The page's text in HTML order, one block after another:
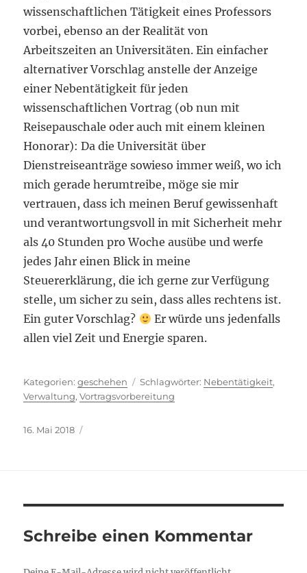
wissenschaftlichen Tätigkeit eines Professors
vorbei, ebenso an der Realität von
Arbeitszeiten an Universitäten. Ein einfacher
alternativer Vorschlag anstelle der Anzeige
einer Nebentätigkeit für jeden
wissenschaftlichen Vortrag (ob nun mit
Reisepauschale oder auch mit einem kleinen
Honorar): Da die Universität über
Dienstreiseanträge sowieso immer weiß, wo ich
mich gerade herumtreibe, möge sie mir
vertrauen, dass ich meinen Beruf gewissenhaft
und verantwortungsvoll in mit Sicherheit mehr
als 40 Stunden pro Woche ausübe und werfe
jedes Jahr einen Blick in meine
Steuererklärung, die ich gerne zur Verfügung
stelle, um sicher zu sein, dass alles rechtens ist.
Ein guter Vorschlag?
Er würde uns jedenfalls
allen viel Zeit und Energie sparen.
Kategorien
geschehen Schlagwörter
Nebentätigkeit,
Verwaltung,Vortragsvorbereitung
Veröffentlicht
16. Mai 2018
Schreibe einen Kommentar